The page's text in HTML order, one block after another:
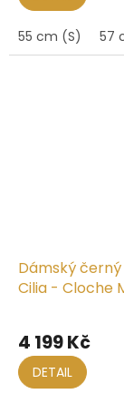
55 cm (S) 57
Dámský
Cilia - Cloche
4 199 Kč
DETAIL